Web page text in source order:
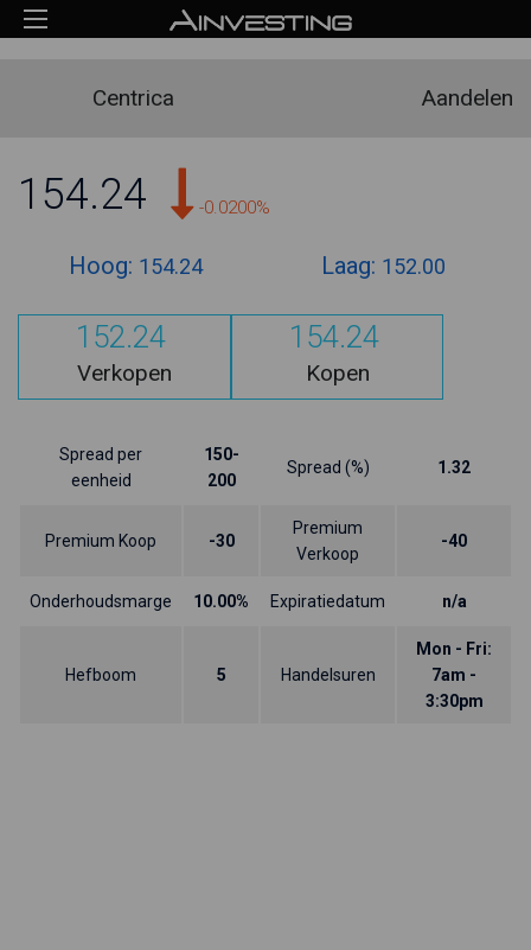
Centrica Aandelen
154.24 -0.0200%
Hoog: 154.24 Laag: 152.00
152.24
Verkopen
154.24
Kopen
Spread per
eenheid
150-
200
Spread (%) 1.32
Premium Koop -30
Premium
Verkoop
-40
Onderhoudsmarge 10.00% Expiratiedatum n/a
Hefboom 5 Handelsuren
Mon - Fri:
7am -
3:30pm